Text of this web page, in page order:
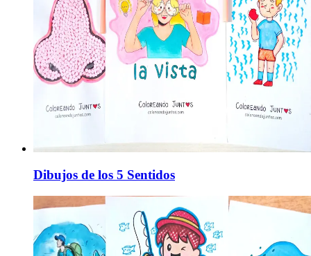
Dibujos de los 5 Sentidos